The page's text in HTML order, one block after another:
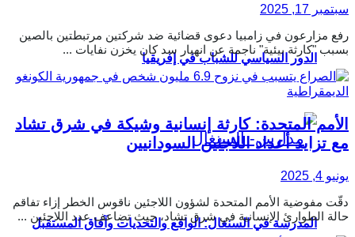
الدور السياسي للشباب في إفريقيا
المدرسة في السنغال: الواقع والتحديات وآفاق المستقبل
سبتمبر 17, 2025
رفع مزارعون في زامبيا دعوى قضائية ضد شركتين مرتبطتين بالصين
بسبب "كارثة بيئية" ناجمة عن انهيار سد كان يخزن نفايات ...
الأمم المتحدة: كارثة إنسانية وشيكة في شرق تشاد
مع تزايد أعداد اللاجئين السودانيين
يونيو 4, 2025
دقّت مفوضية الأمم المتحدة لشؤون اللاجئين ناقوس الخطر إزاء تفاقم
حالة الطوارئ الإنسانية في شرق تشاد، حيث تضاعف عدد اللاجئين ...